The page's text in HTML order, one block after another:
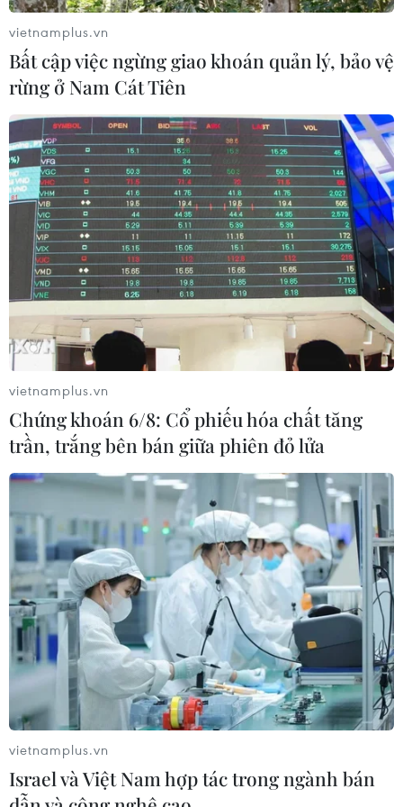
vietnamplus.vn
Bất cập việc ngừng giao khoán quản lý, bảo vệ
rừng ở Nam Cát Tiên
vietnamplus.vn
Chứng khoán 6/8: Cổ phiếu hóa chất tăng
trần, trắng bên bán giữa phiên đỏ lửa
vietnamplus.vn
Israel và Việt Nam hợp tác trong ngành bán